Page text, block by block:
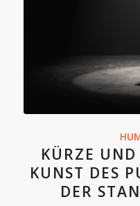
KÜRZE
KUNST DES
DER